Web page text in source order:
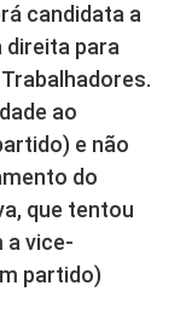
candidata a
direita para
ao
e não
do
que tentou
a vice-
partido)